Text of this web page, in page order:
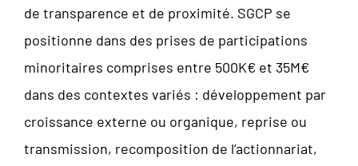
de transparence et de proximité. SGCP se
positionne dans des prises de participations
minoritaires comprises entre 500K€ et 35M€
dans des contextes variés : développement par
croissance externe ou organique, reprise ou
transmission, recomposition de l’actionnariat,